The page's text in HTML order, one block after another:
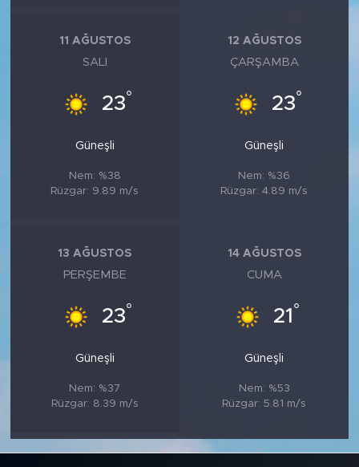
11 AĞUSTOS
SALI
23°
Güneşli
Nem: %38
Rüzgar: 9.89 m/s
12 AĞUSTOS
ÇARŞAMBA
23°
Güneşli
Nem: %36
Rüzgar: 4.89 m/s
13 AĞUSTOS
PERŞEMBE
23°
Güneşli
Nem: %37
Rüzgar: 8.39 m/s
14 AĞUSTOS
CUMA
21 °
Güneşli
Nem: %53
Rüzgar: 5.81 m/s
SOSYAL MEDYA